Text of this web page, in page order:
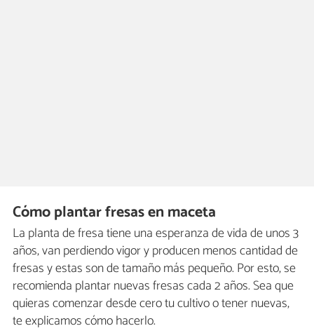
Cómo plantar fresas en maceta
La planta de fresa tiene una esperanza de vida de unos 3
años, van perdiendo vigor y producen menos cantidad de
fresas y estas son de tamaño más pequeño. Por esto, se
recomienda plantar nuevas fresas cada 2 años. Sea que
quieras comenzar desde cero tu cultivo o tener nuevas,
te explicamos cómo hacerlo.